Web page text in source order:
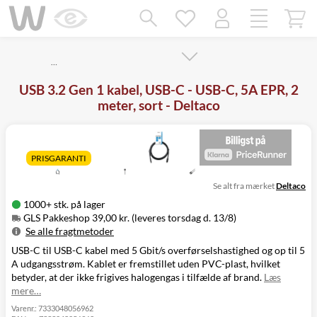
…
USB 3.2 Gen 1 kabel, USB-C - USB-C, 5A EPR, 2
meter, sort - Deltaco
PRISGARANTI
1000+ stk. på lager
GLS Pakkeshop 39,00 kr. (leveres torsdag d. 13/8)
Se alle fragtmetoder
Metode
Pris
Leveres
GLS Pakkeshop
39,00 kr.
Torsdag d. 13/8
GLS
Hjemmelevering
GLS Erhverv
Se alt fra mærketDeltaco
USB-C til USB-C kabel med 5 Gbit/s overførselshastighed og op til 5
A udgangsstrøm. Kablet er fremstillet uden PVC-plast, hvilket
betyder, at der ikke frigives halogengas i tilfælde af brand. Læs
mere…
Varenr.: 7333048056962
Mangler chatten?
Ret samtykke!